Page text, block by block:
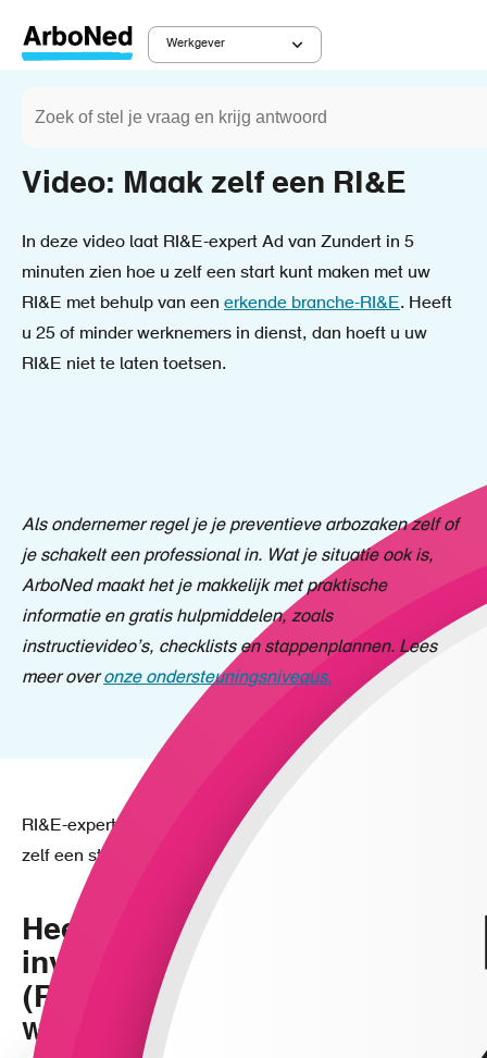
gaan
Main
navigation
Werkgever
Kruimelpad
Werkgever Diensten
Video: Maak zelf een RI&E
In deze video laat RI&E-expert Ad van Zundert in 5
minuten zien hoe u zelf een start kunt maken met uw
RI&E met behulp van een erkende branche-RI&E. Heeft
u 25 of minder werknemers in dienst, dan hoeft u uw
RI&E niet te laten toetsen.
Als ondernemer regel je je preventieve arbozaken zelf of
je schakelt een professional in. Wat je situatie ook is,
ArboNed maakt het je makkelijk met praktische
informatie en gratis hulpmiddelen, zoals
instructievideo’s, checklists en stappenplannen. Lees
meer overonze ondersteuningsniveaus.
RI&E-expert Ad van Zundert legt u in 5 minuten uit hoe u
zelf een start kunt maken met uw branche-RI&E:
Heeft u vragen over de Risico-
inventarisatie en -evaluatie
(RI&E)?
Wij helpen u graag verder.